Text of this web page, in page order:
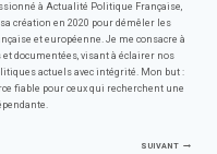
à Actualité Politique Française,
création en 2020 pour démêler les
et européenne. Je me consacre à
documentées, visant à éclairer nos
actuels avec intégrité. Mon but :
fiable pour ceux qui recherchent une
SUIVANT